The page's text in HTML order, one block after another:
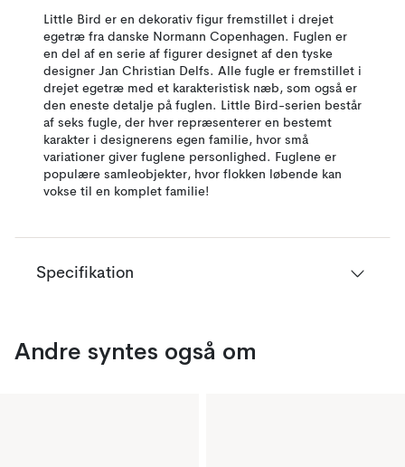
Little Bird er en dekorativ figur fremstillet i drejet
egetræ fra danske Normann Copenhagen. Fuglen er
en del af en serie af figurer designet af den tyske
designer Jan Christian Delfs. Alle fugle er fremstillet i
drejet egetræ med et karakteristisk næb, som også er
den eneste detalje på fuglen. Little Bird-serien består
af seks fugle, der hver repræsenterer en bestemt
karakter i designerens egen familie, hvor små
variationer giver fuglene personlighed. Fuglene er
populære samleobjekter, hvor flokken løbende kan
vokse til en komplet familie!
Specifikation
Andre syntes også om